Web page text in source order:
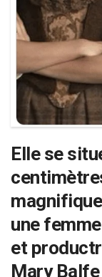
Elle se
une
et
Mary